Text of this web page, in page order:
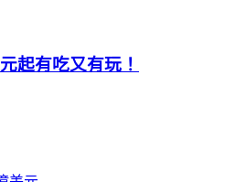
起有吃又有玩！